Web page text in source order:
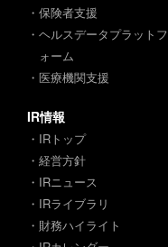
・保険者支援
・ヘルスデータプラットフ
ォーム
・医療機関支援
IR情報
・IRトップ
・経営方針
・IRニュース
・IRライブラリ
・財務ハイライト